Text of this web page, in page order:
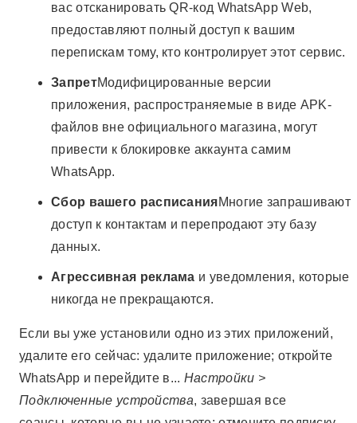
вас отсканировать QR-код WhatsApp Web,
предоставляют полный доступ к вашим
перепискам тому, кто контролирует этот сервис.
ЗапретМодифицированные версии
приложения, распространяемые в виде APK-
файлов вне официального магазина, могут
привести к блокировке аккаунта самим
WhatsApp.
Сбор вашего расписанияМногие запрашивают
доступ к контактам и перепродают эту базу
данных.
Агрессивная реклама и уведомления, которые
никогда не прекращаются.
Если вы уже установили одно из этих приложений,
удалите его сейчас: удалите приложение; откройте
WhatsApp и перейдите в... Настройки >
Подключенные устройства, завершая все